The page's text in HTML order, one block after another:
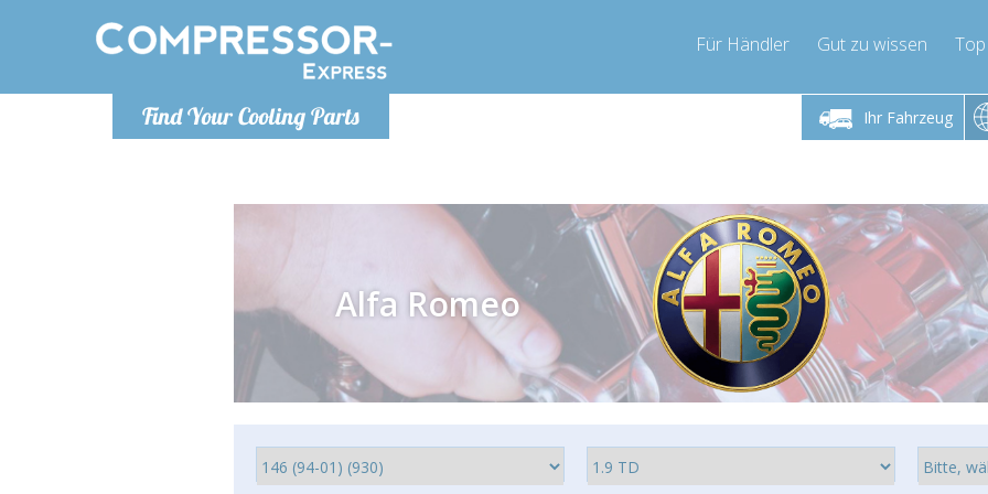
Find Your Cooling Parts
Für Händler Gut zu wissen
Ihr Fahrzeug
Montag bis Freitag 9-17 Uhr Montag bis Freitag 9-17 Uhr
info@compressor-express.de
Montag bis
Alfa Romeo